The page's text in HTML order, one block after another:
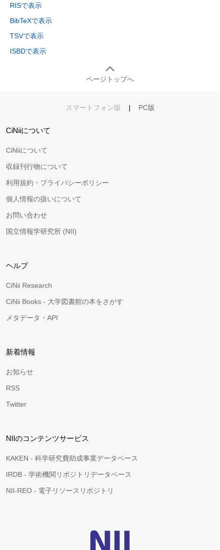
RISで表示
BibTeXで表示
TSVで表示
ISBDで表示
ページトップへ
スマートフォン版 | PC版
CiNiiについて
CiNiiについて
収録刊行物について
利用規約・プライバシーポリシー
個人情報の扱いについて
お問い合わせ
国立情報学研究所 (NII)
ヘルプ
CiNii Research
CiNii Books - 大学図書館の本をさがす
メタデータ・API
新着情報
お知らせ
RSS
Twitter
NIIのコンテンツサービス
KAKEN - 科学研究費助成事業データベース
IRDB - 学術機関リポジトリデータベース
NII-REO - 電子リソースリポジトリ